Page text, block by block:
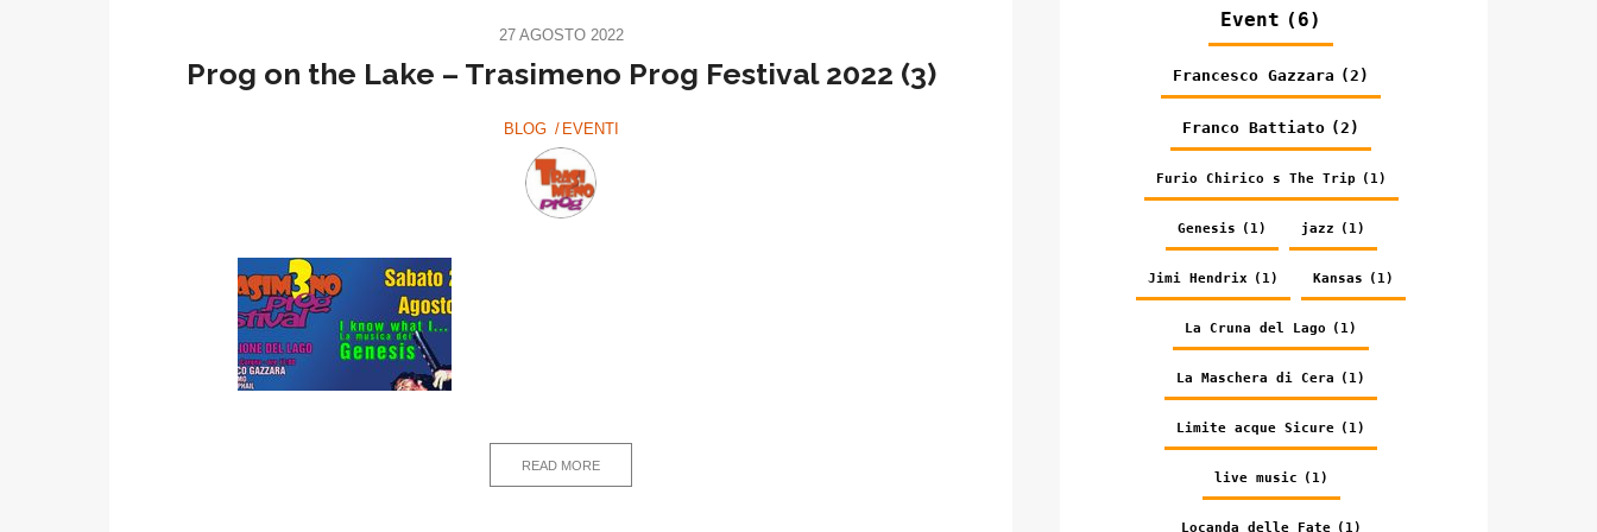
27 AGOSTO 2022
Prog on the Lake – Trasimeno Prog Festival 2022 (3)
BLOG EVENTI
READ MORE
Event (6)
Francesco Gazzara (2)
Franco Battiato (2)
Furio Chirico s The Trip (1)
Genesis (1) jazz (1)
Jimi Hendrix (1) Kansas (1)
La Cruna del Lago (1)
La Maschera di Cera (1)
Limite acque Sicure (1)
live music (1)
Locanda delle Fate (1)